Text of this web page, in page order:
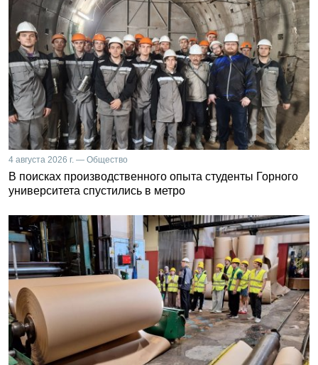
4 августа 2026 г. — Общество
В поисках производственного опыта студенты Горного
университета спустились в метро